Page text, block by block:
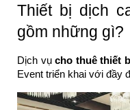
Thiết bị dịch
gồm những gì?
Dịch vụcho thuê thiết
Event triển khai với đầy